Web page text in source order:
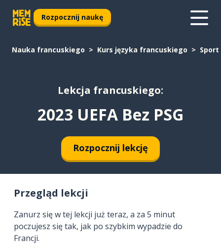
Rozpocznij naukę
Nauka francuskiego Kurs języka francuskiego Sport
Lekcja francuskiego:
2023 UEFA Bez PSG
Rozpocznij lekcję
Przegląd lekcji
Zanurz się w tej lekcji już teraz, a za 5 minut
poczujesz się tak, jak po szybkim wypadzie do
Francji.